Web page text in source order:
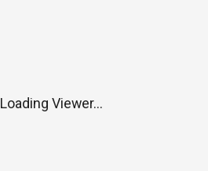
Loading Viewer...